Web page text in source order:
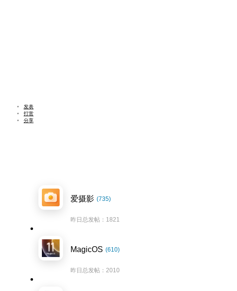
发表
打赏
分享
爱摄影 (735)
昨日总发帖：1821
MagicOS (610)
昨日总发帖：2010